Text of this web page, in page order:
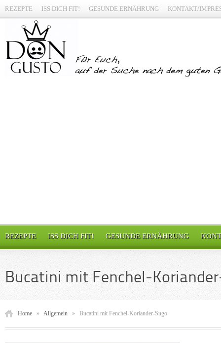
REZEPTE ISS DICH FIT! GESUNDE ERNÄHRUNG KONTAKT/
REZEPTE ISS DICH FIT! GESUNDE ERNÄHRUNG
Bucatini mit Fenchel-
Home » Allgemein » Bucatini mit Fenchel-Koriander-Sugo